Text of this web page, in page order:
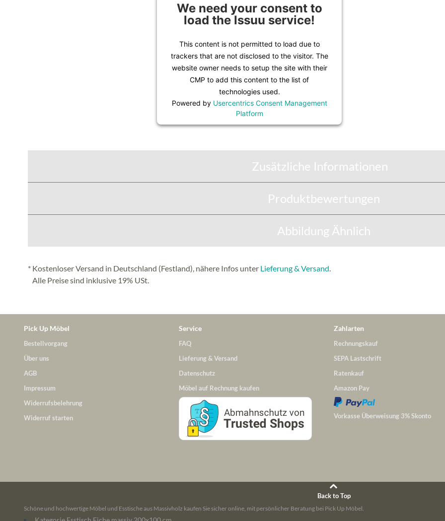
We need your consent to
load the Issuu service!
This content is not permitted to load due to
trackers that are not disclosed to the visitor. The
website owner needs to setup the site with their
CMP to add this content to the list of
technologies used.
Powered by Usercentrics Consent Management
Platform
Zusätzliche Informationen
Produktbewertungen
Abbildung Ähnlich
* Kostenloser Versand in Deutschland (Festland), nähere Infos unter Lieferung & Versand
Alle Preise sind inklusive 19% USt.
Pick Up Möbel
Bestellvorgang
Über uns
AGB
Impressum
Widerrufsbelehrung
Widerruf starten
Service
FAQ
Lieferung & Versand
Datenschutz
Möbel auf Rechnung kaufen
Zahlarten
Rechnungskauf
SEPA Lastschrift
Ratenkauf
Amazon Pay
Vorkasse Überweisung 3% Skonto
Back to Top
Schöne und hochwertige Möbel und Esstische aus Massivholz kaufen Sie sicher online, mit persönlicher Beratung bei Pick Up Möbel.